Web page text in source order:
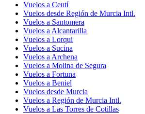
Vuelos a Ceutí
Vuelos desde Región de Murcia Intl.
Vuelos a Santomera
Vuelos a Alcantarilla
Vuelos a Lorqui
Vuelos a Sucina
Vuelos a Archena
Vuelos a Molina de Segura
Vuelos a Fortuna
Vuelos a Beniel
Vuelos desde Murcia
Vuelos a Región de Murcia Intl.
Vuelos a Las Torres de Cotillas